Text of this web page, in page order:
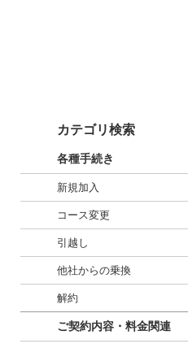
カテゴリ検索
各種手続き
新規加入
コース変更
引越し
他社からの乗換
解約
ご契約内容・料金関連